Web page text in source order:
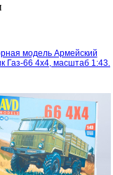
модель Армейский
Газ-66 4х4, масштаб 1:43.